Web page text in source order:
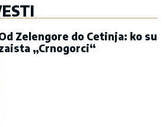
Zelengore do Cetinja: ko su
„Crnogorci“